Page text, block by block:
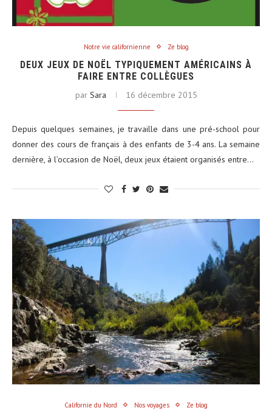
Notre vie californienne Ze blog
DEUX JEUX DE NOËL TYPIQUEMENT AMÉRICAINS À
FAIRE ENTRE COLLÈGUES
par Sara 16 décembre 2015
Depuis quelques semaines, je travaille dans une pré-school pour
donner des cours de français à des enfants de 3-4 ans. La semaine
dernière, à l’occasion de Noël, deux jeux étaient organisés entre…
Californie du Nord Nos voyages Ze blog